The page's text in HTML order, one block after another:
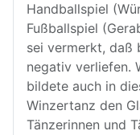
Handballspiel
Fußballspiel
sei vermerkt, daß
negativ verliefen.
bildete auch in
Winzertanz den
Tänzerinnen und